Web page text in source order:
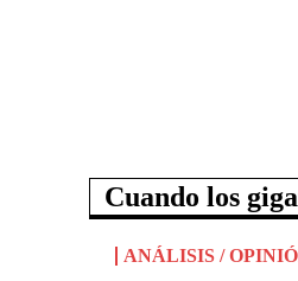
Cuando los
ANÁLISIS /